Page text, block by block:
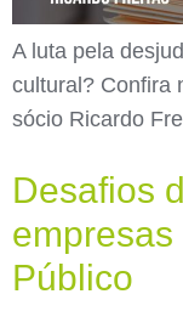
A luta pela
cultural? Confira
sócio Ricardo
Desafios
Público